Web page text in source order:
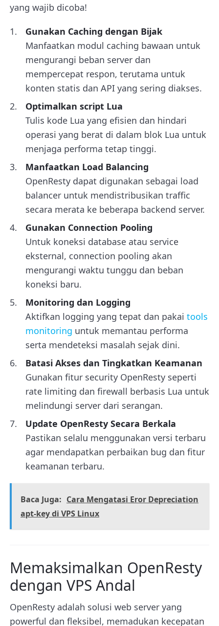
yang wajib dicoba!
Gunakan Caching dengan Bijak
Manfaatkan modul caching bawaan untuk
mengurangi beban server dan
mempercepat respon, terutama untuk
konten statis dan API yang sering diakses.
Optimalkan script Lua
Tulis kode Lua yang efisien dan hindari
operasi yang berat di dalam blok Lua untuk
menjaga performa tetap tinggi.
Manfaatkan Load Balancing
OpenResty dapat digunakan sebagai load
balancer untuk mendistribusikan traffic
secara merata ke beberapa backend server.
Gunakan Connection Pooling
Untuk koneksi database atau service
eksternal, connection pooling akan
mengurangi waktu tunggu dan beban
koneksi baru.
Monitoring dan Logging
Aktifkan logging yang tepat dan pakai tools
monitoring untuk memantau performa
serta mendeteksi masalah sejak dini.
Batasi Akses dan Tingkatkan Keamanan
Gunakan fitur security OpenResty seperti
rate limiting dan firewall berbasis Lua untuk
melindungi server dari serangan.
Update OpenResty Secara Berkala
Pastikan selalu menggunakan versi terbaru
agar mendapatkan perbaikan bug dan fitur
keamanan terbaru.
Baca Juga: Cara Mengatasi Eror Depreciation
apt-key di VPS Linux
Memaksimalkan OpenResty
dengan VPS Andal
OpenResty adalah solusi web server yang
powerful dan fleksibel, memadukan kecepatan